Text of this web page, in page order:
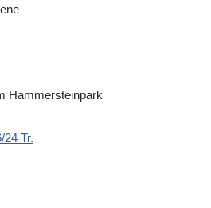
Hammersteinpark
24 Tr.